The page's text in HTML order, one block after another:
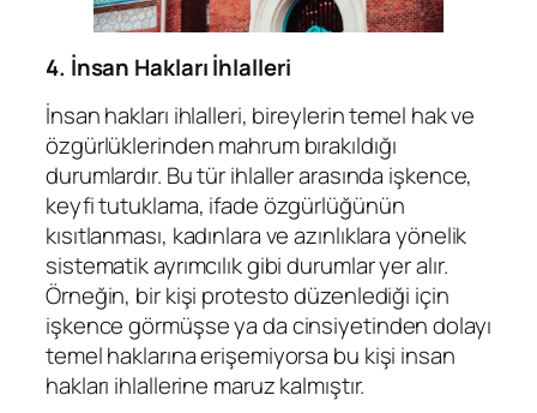
4. İnsan Hakları İhlalleri
İnsan hakları ihlalleri, bireylerin temel hak ve
özgürlüklerinden mahrum bırakıldığı
durumlardır. Bu tür ihlaller arasında işkence,
keyfi tutuklama, ifade özgürlüğünün
kısıtlanması, kadınlara ve azınlıklara yönelik
sistematik ayrımcılık gibi durumlar yer alır.
Örneğin, bir kişi protesto düzenlediği için
işkence görmüşse ya da cinsiyetinden dolayı
temel haklarına erişemiyorsa bu kişi insan
hakları ihlallerine maruz kalmıştır.